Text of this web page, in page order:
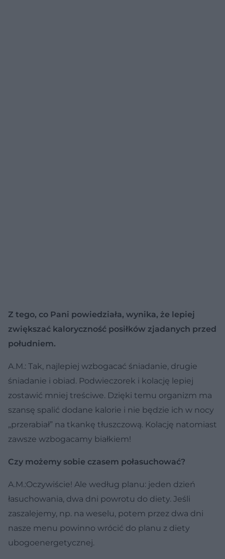
Z tego, co Pani powiedziała, wynika, że lepiej
zwiększać kaloryczność posiłków zjadanych przed
południem.
A.M.: Tak, najlepiej wzbogacać śniadanie, drugie
śniadanie i obiad. Podwieczorek i kolację lepiej
zostawić mniej treściwe. Dzięki temu organizm ma
szansę spalić dodane kalorie i nie będzie ich w nocy
„przerabiał” na tkankę tłuszczową. Kolację natomiast
zawsze wzbogacamy białkiem!
Czy możemy sobie czasem połasuchować?
A.M.:Oczywiście! Ale według planu: jeden dzień
łasuchowania, dwa dni powrotu do diety. Jeśli
zaszalejemy, np. na weselu, potem przez dwa dni
nasze menu powinno wrócić do planu z diety
ubogoenergetycznej.